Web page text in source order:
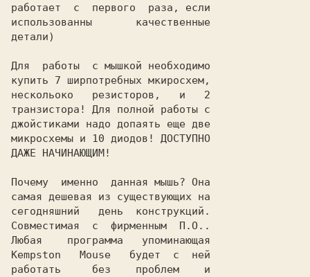
работает  с  первого  раза, если
использованны       качественные
детали)
Для  работы  с мышкой необходимо
купить 7 ширпотребных мкиросхем,
нескольоко   резисторов,   и   2
транзистора! Для полной работы с
джойстиками надо допаять еще две
микросхемы и 10 диодов! ДОСТУПНО
ДАЖЕ НАЧИНАЮЩИМ!
Почему  именно  данная мышь? Она
самая дешевая из существующих на
сегодняшний   день  конструкций.
Совместимая  с  фирменным  П.О..
Любая    программа   упоминающая
Kempston   Mouse   будет  с  ней
работать     без    проблем    и